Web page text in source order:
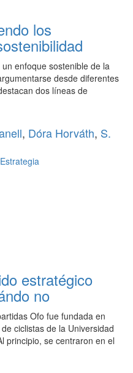
los
enfoque sostenible de la
desde diferentes
dos líneas de
, Dóra Horváth, S.
Estrategia
estratégico
no
Ofo fue fundada en
ciclistas de la Universidad
principio, se centraron en el